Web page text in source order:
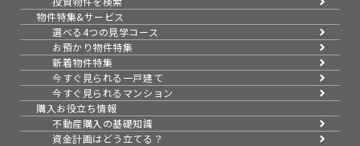
物件特集&サービス
選べる4つの見学コース
お預かり物件特集
新着物件特集
今すぐ見られる一戸建て
今すぐ見られるマンション
購入お役立ち情報
不動産購入の基礎知識
資金計画はどう立てる？